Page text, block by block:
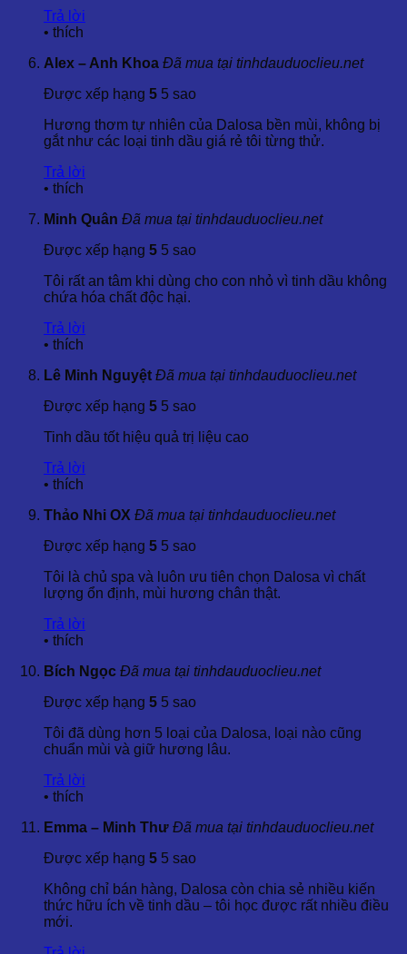
Xuất xứ: Ấn Độ/Singapore/Indonesia có các chứng
nhận sau:
⇒ Certificate Of Analysis (COA or C/A): Phân tích thành
phần
⇒ ISO 22000:2005: Hệ thống quản lý an toàn thực
phẩm, ban hành cuối năm 2005
⇒ Kosher: Tiêu chuẩn theo luật của Người Do Thái
thực hành sản xuất tốt
Quy cách đóng gói
⇒ Bán lẻ: Chai thủy tinh: 100ml, 500ml, 1000ml.
⇒ Không bán lẻ các dung tích nhỏ như: 5ml, 10, 20ml,
30ml, 50ml.
CHI TIẾT XEM THÊM: I⇒
MÃII⇒BẢNG GIÁ SẢN PHẨM
0967 22 7899
3. CÔNG DỤNG & LỢI ÍCH TINH DẦU ĐINH HƯƠNG
– CLOVE BUD ESSENTIAL OIL
3.1 Lợi ích – Tác dụng – Dược tính
Ngày nay , Tinh Dầu Đinh Hương được biết đến với
Một nghiên cứu được công bố trên Tạp chí Nha khoa
với chứng đau mọc răng ở trẻ em.5 Trong một nghiên
thấy để chống lại vi khuẩn gây bệnh nướu răng.
Giảm đau răng:Trong thế kỷ qua, dầu đinh hương là
phương pháp để điều trị cơn đau liên quan đến nha
khoa.
Trả lời
• thích
Alex – Anh Khoa Đã mua tại tinhdauduoclieu.net
Được xếp hạng 5 5 sao
Hương thơm tự nhiên của Dalosa bền mùi, không bị
gắt như các loại tinh dầu giá rẻ tôi từng thử.
Trả lời
• thích
Minh Quân Đã mua tại tinhdauduoclieu.net
Được xếp hạng 5 5 sao
Tôi rất an tâm khi dùng cho con nhỏ vì tinh dầu không
chứa hóa chất độc hại.
Trả lời
• thích
Lê Minh Nguyệt Đã mua tại tinhdauduoclieu.net
Được xếp hạng 5 5 sao
Tinh dầu tốt hiệu quả trị liệu cao
Trả lời
• thích
Thảo Nhi OX Đã mua tại tinhdauduoclieu.net
Được xếp hạng 5 5 sao
Tôi là chủ spa và luôn ưu tiên chọn Dalosa vì chất
lượng ổn định, mùi hương chân thật.
Trả lời
• thích
Bích Ngọc Đã mua tại tinhdauduoclieu.net
Được xếp hạng 5 5 sao
Tôi đã dùng hơn 5 loại của Dalosa, loại nào cũng
chuẩn mùi và giữ hương lâu.
Trả lời
• thích
Emma – Minh Thư Đã mua tại tinhdauduoclieu.net
Được xếp hạng 5 5 sao
Không chỉ bán hàng, Dalosa còn chia sẻ nhiều kiến
thức hữu ích về tinh dầu – tôi học được rất nhiều điều
mới.